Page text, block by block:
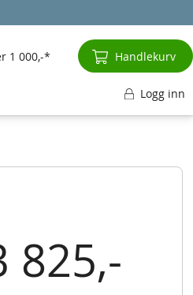
825,-
1 000,- Handlekurv
Logg inn